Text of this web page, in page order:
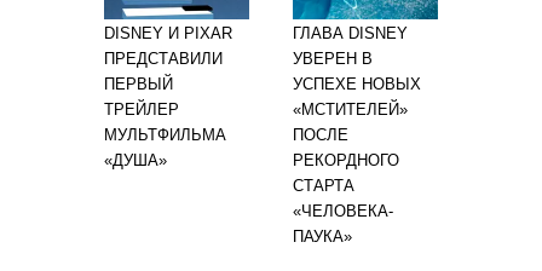
DISNEY И PIXAR
ПРЕДСТАВИЛИ
ПЕРВЫЙ
ТРЕЙЛЕР
МУЛЬТФИЛЬМА
«ДУША»
ГЛАВА DISNEY
УВЕРЕН В
УСПЕХЕ НОВЫХ
«МСТИТЕЛЕЙ»
ПОСЛЕ
РЕКОРДНОГО
СТАРТА
«ЧЕЛОВЕКА-
ПАУКА»